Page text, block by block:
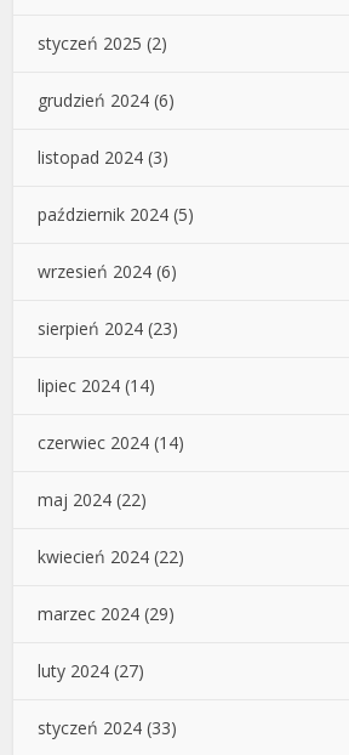
styczeń 2025 (2)
grudzień 2024 (6)
listopad 2024 (3)
październik 2024 (5)
wrzesień 2024 (6)
sierpień 2024 (23)
lipiec 2024 (14)
czerwiec 2024 (14)
maj 2024 (22)
kwiecień 2024 (22)
marzec 2024 (29)
luty 2024 (27)
styczeń 2024 (33)